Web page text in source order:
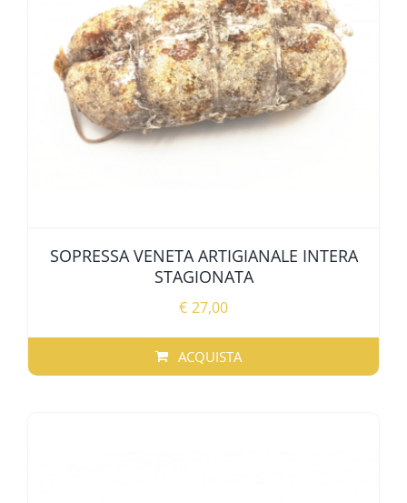
ALTRE SPECIALITÀ
SPECIALITÀ REGIONALI
OFFERTE
SOPRESSA VENETA ARTIGIANALE INTERA
STAGIONATA
€ 27,00
ACQUISTA